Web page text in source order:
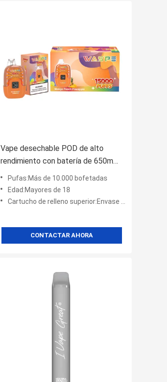
Vape desechable POD de alto
rendimiento con batería de 650mAh
y más de 10000 fumos
Pufas:Más de 10.000 bofetadas
Edad:Mayores de 18
Cartucho de relleno superior:Envase de malla
CONTACTAR AHORA